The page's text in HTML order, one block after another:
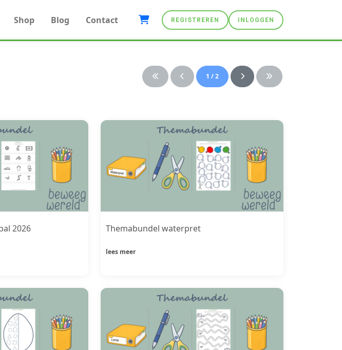
Shop Blog Contact REGISTREREN INLOGGEN
1 / 2
2026 Themabundel waterpret
lees meer